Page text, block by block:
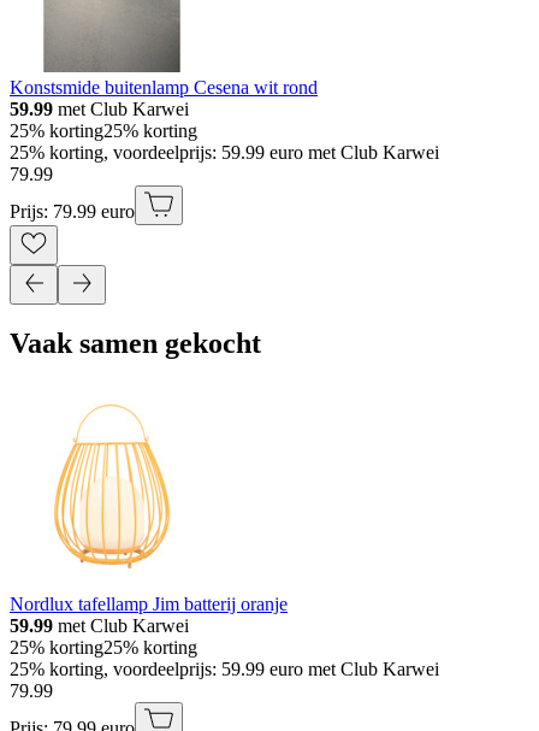
Konstsmide buitenlamp Cesena wit rond
59.99 met Club Karwei
25% korting25% korting
25% korting, voordeelprijs: 59.99 euro met Club Karwei
79.99
Prijs: 79.99 euro
Vaak samen gekocht
Nordlux tafellamp Jim batterij oranje
59.99 met Club Karwei
25% korting25% korting
25% korting, voordeelprijs: 59.99 euro met Club Karwei
79.99